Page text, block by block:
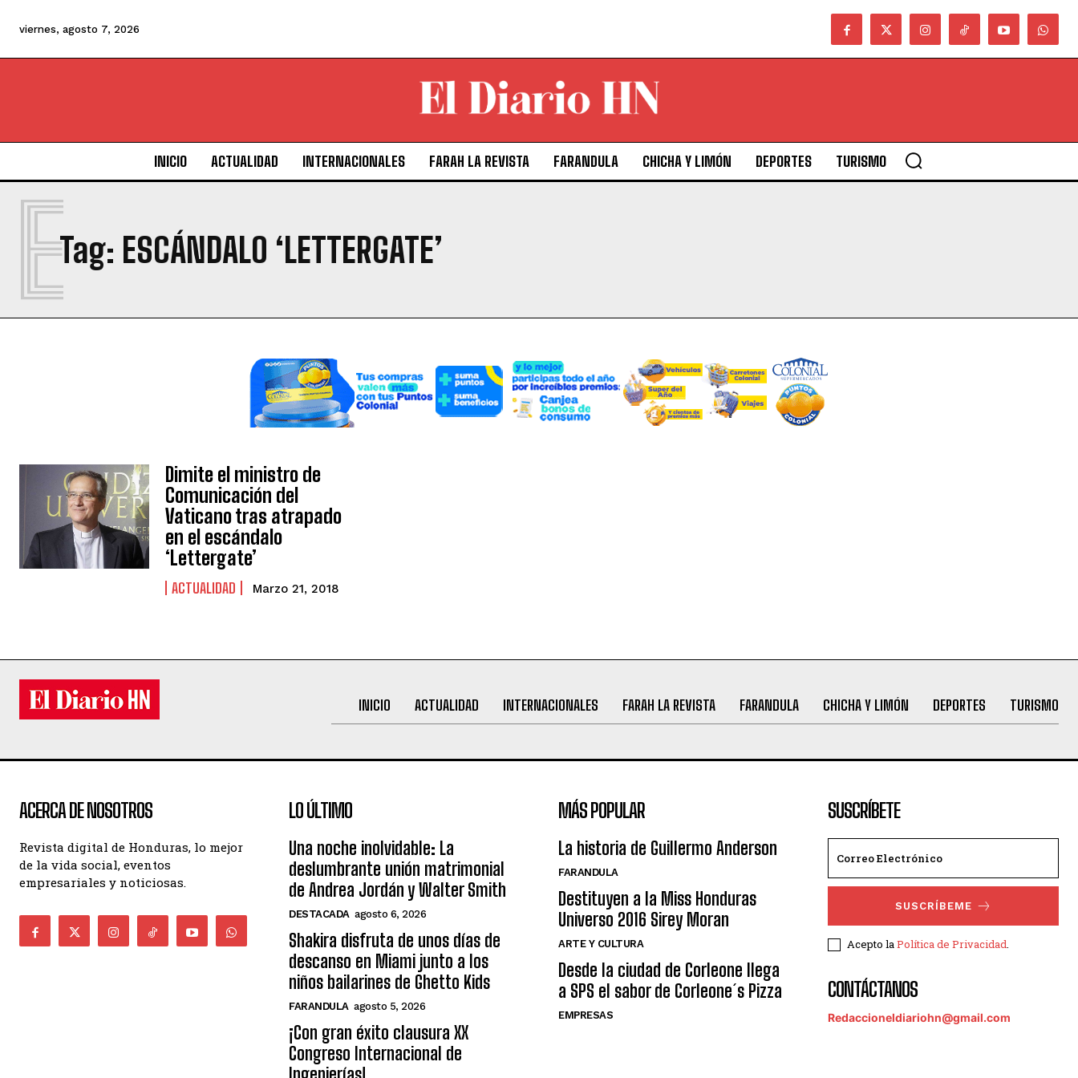
viernes, agosto 7, 2026
INICIO ACTUALIDAD INTERNACIONALES FARAH LA REVISTA FARANDULA CHICHA Y LIMÓN DEPORTES TURISMO
Tag: ESCÁNDALO ‘LETTERGATE’
E
Dimite el ministro de
Comunicación del
Vaticano tras atrapado
en el escándalo
‘Lettergate’
ACTUALIDAD Marzo 21, 2018
INICIO ACTUALIDAD INTERNACIONALES FARAH LA REVISTA FARANDULA CHICHA Y LIMÓN DEPORTES TURISMO
ACERCA DE NOSOTROS
Revista digital de Honduras, lo mejor
de la vida social, eventos
empresariales y noticiosas.
LO ÚLTIMO
Una noche inolvidable: La
deslumbrante unión matrimonial
de Andrea Jordán y Walter Smith
DESTACADA agosto 6, 2026
Shakira disfruta de unos días de
descanso en Miami junto a los
niños bailarines de Ghetto Kids
FARANDULA agosto 5, 2026
¡Con gran éxito clausura XX
Congreso Internacional de
MÁS POPULAR
La historia de Guillermo Anderson
FARANDULA
Destituyen a la Miss Honduras
Universo 2016 Sirey Moran
ARTE Y CULTURA
Desde la ciudad de Corleone llega
a SPS el sabor de Corleone´s Pizza
EMPRESAS
SUSCRÍBETE
SUSCRÍBEME
Acepto laPolítica de Privacidad.
CONTÁCTANOS
Redaccioneldiariohn@gmail.com